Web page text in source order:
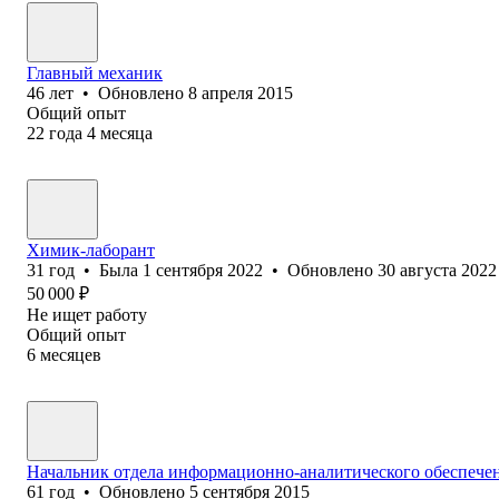
Главный механик
46 лет • Обновлено 8 апреля 2015
Общий опыт
22 года 4 месяца
Химик-лаборант
31 год • Была 1 сентября 2022 • Обновлено 30 августа 2022
50 000 ₽
Не ищет работу
Общий опыт
6 месяцев
Начальник отдела информационно-аналитического
61 год • Обновлено 5 сентября 2015